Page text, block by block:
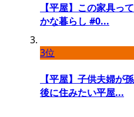
【平屋】この家具っ
かな暮らし #0...
3位
【平屋】子供夫婦が
後に住みたい平屋...